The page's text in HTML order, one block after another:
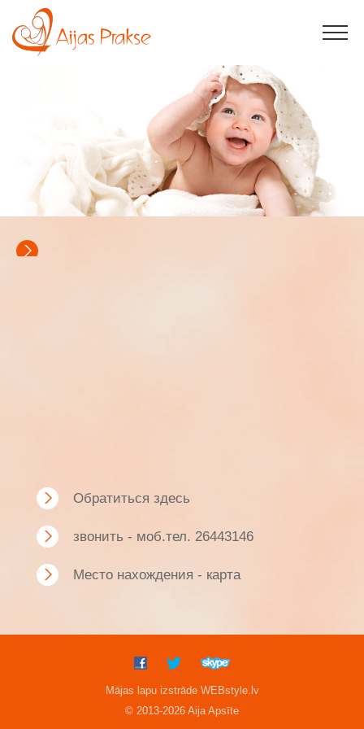
Обратиться здесь
звонить - моб.тел. 26443146
Mесто нахождения - карта
Mājas lapu izstrāde WEBstyle.lv
© 2013-2026 Aija Apsīte